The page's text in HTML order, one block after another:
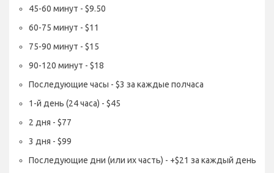
45-60 минут - $9.50
60-75 минут - $11
75-90 минут - $15
90-120 минут - $18
Последующие часы - $3 за каждые полчаса
1-й день (24 часа) - $45
2 дня - $77
3 дня - $99
Последующие дни (или их часть) - +$21 за каждый день